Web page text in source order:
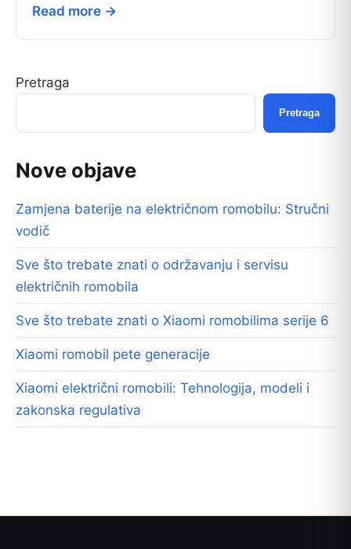
Read more →
Pretraga
Pretraga
Nove objave
Zamjena baterije na električnom romobilu: Stručni
vodič
Sve što trebate znati o održavanju i servisu
električnih romobila
Sve što trebate znati o Xiaomi romobilima serije 6
Xiaomi romobil pete generacije
Xiaomi električni romobili: Tehnologija, modeli i
zakonska regulativa